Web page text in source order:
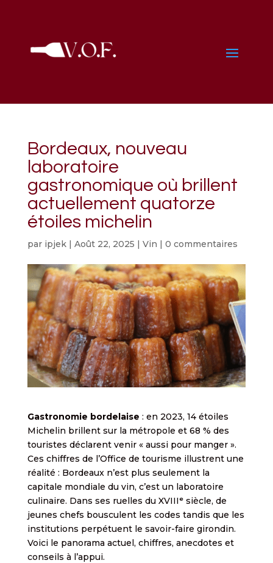
Bordeaux, nouveau
laboratoire
gastronomique où brillent
actuellement quatorze
étoiles michelin
par ipjek| Août 22, 2025 | Vin | 0 commentaires
Gastronomie bordelaise : en 2023, 14 étoiles
Michelin brillent sur la métropole et 68 % des
touristes déclarent venir « aussi pour manger ».
Ces chiffres de l’Office de tourisme illustrent une
réalité : Bordeaux n’est plus seulement la
capitale mondiale du vin, c’est un laboratoire
culinaire. Dans ses ruelles du XVIIIᵉ siècle, de
jeunes chefs bousculent les codes tandis que les
institutions perpétuent le savoir-faire girondin.
Voici le panorama actuel, chiffres, anecdotes et
conseils à l’appui.